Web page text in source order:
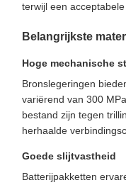
terwijl een
Belangrijkste
Hoge mechanische
Bronslegeringen
variërend van 300
bestand zijn tegen
herhaalde
Goede slijtvastheid
Batterijpakketten